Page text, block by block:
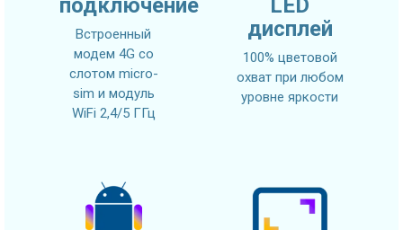
подключение
Встроенный
модем 4G со
слотом micro-
sim и модуль
WiFi 2,4/5 ГГц
LED
дисплей
100% цветовой
охват при любом
уровне яркости